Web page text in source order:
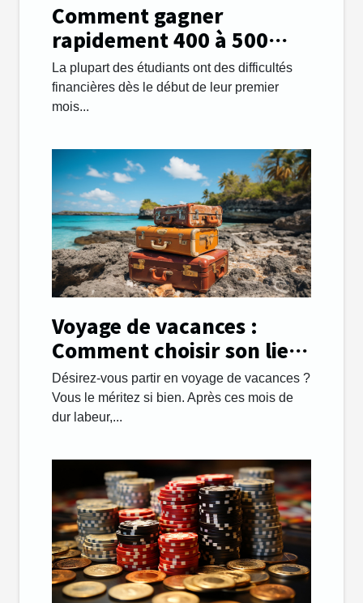
Comment gagner
rapidement 400 à 500
euros par mois afin de
payer ses études ?
La plupart des étudiants ont des difficultés
financières dès le début de leur premier
mois...
Voyage de vacances :
Comment choisir son lieu
de destination avec
succès ?
Désirez-vous partir en voyage de vacances ?
Vous le méritez si bien. Après ces mois de
dur labeur,...